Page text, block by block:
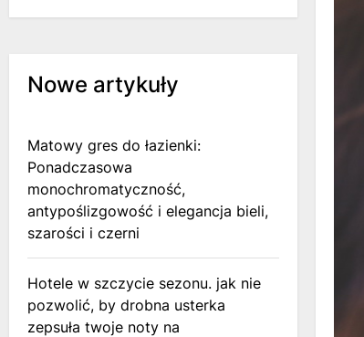
Nowe artykuły
Matowy gres do łazienki:
Ponadczasowa
monochromatyczność,
antypoślizgowość i elegancja bieli,
szarości i czerni
Hotele w szczycie sezonu. jak nie
pozwolić, by drobna usterka
zepsuła twoje noty na